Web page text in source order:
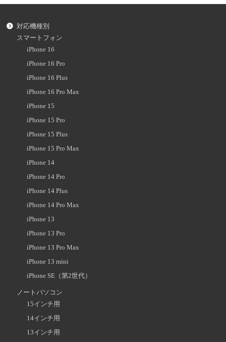
対応機種別
スマートフォン
iPhone 16
iPhone 16 Pro
iPhone 16 Plus
iPhone 16 Pro Max
iPhone 15
iPhone 15 Pro
iPhone 15 Plus
iPhone 15 Pro Max
iPhone 14
iPhone 14 Pro
iPhone 14 Plus
iPhone 14 Pro Max
iPhone 13
iPhone 13 Pro
iPhone 13 Pro Max
iPhone 13 mini
iPhone SE（第2世代）
ノートパソコン
15インチ用
14インチ用
13インチ用